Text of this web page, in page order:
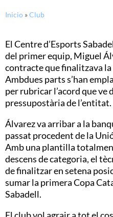
Inicio »Club
El Centre d’Esports
del primer equip, Miguel
contracte que finalitzava
Ambdues parts s’han
per rubricar l’acord que
pressupostària de l’entitat.
Álvarez va arribar a la
passat procedent de la
Amb una plantilla
descens de categoria, el
de finalitzar en setena
sumar la primera Copa
Sabadell.